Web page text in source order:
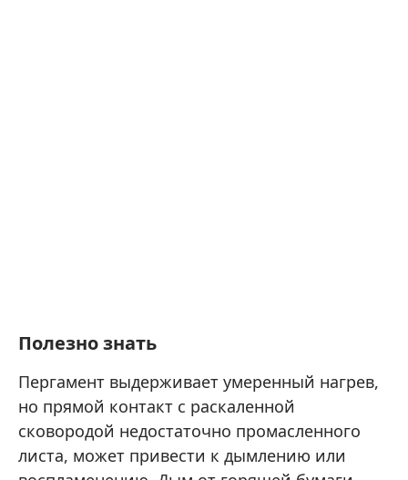
Полезно знать
Пергамент выдерживает умеренный нагрев,
но прямой контакт с раскаленной
сковородой недостаточно промасленного
листа, может привести к дымлению или